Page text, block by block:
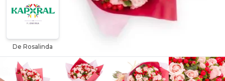
De Rosalinda